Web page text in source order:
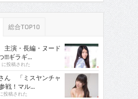
総合TOP10
演・長編・ヌード
!!!ギラギ...
投稿された
ん 「ミスヤンチャ
戦！マル...
投稿された